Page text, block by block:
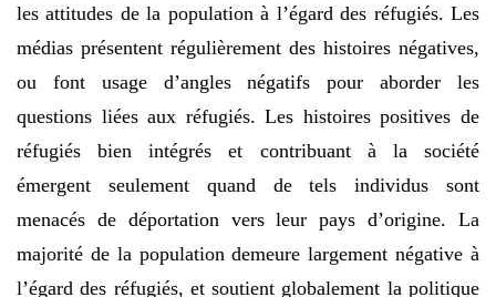
les attitudes de la population à l’égard des réfugiés. Les
médias présentent régulièrement des histoires négatives,
ou font usage d’angles négatifs pour aborder les
questions liées aux réfugiés. Les histoires positives de
réfugiés bien intégrés et contribuant à la société
émergent seulement quand de tels individus sont
menacés de déportation vers leur pays d’origine. La
majorité de la population demeure largement négative à
l’égard des réfugiés, et soutient globalement la politique